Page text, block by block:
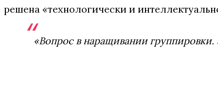
решена «технологически и
«Вопрос в наращивании